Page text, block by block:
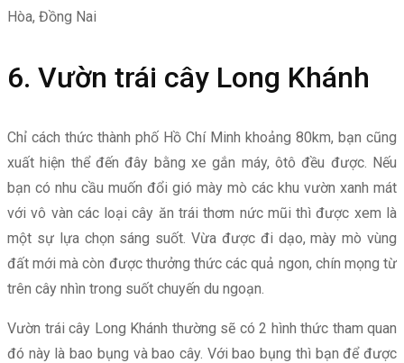
Hòa, Đồng Nai
6. Vườn trái cây Long Khánh
Chỉ cách thức thành phố Hồ Chí Minh khoảng 80km, bạn cũng
xuất hiện thể đến đây bằng xe gắn máy, ôtô đều được. Nếu
bạn có nhu cầu muốn đổi gió mày mò các khu vườn xanh mát
với vô vàn các loại cây ăn trái thơm nức mũi thì được xem là
một sự lựa chọn sáng suốt. Vừa được đi dạo, mày mò vùng
đất mới mà còn được thưởng thức các quả ngon, chín mọng từ
trên cây nhìn trong suốt chuyến du ngoạn.
Vườn trái cây Long Khánh thường sẽ có 2 hình thức tham quan
đó này là bao bụng và bao cây. Với bao bụng thì bạn để được